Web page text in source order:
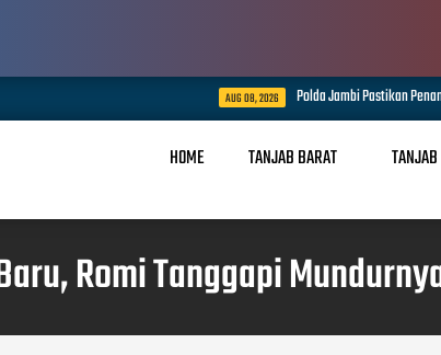
Polda Jambi Pastikan Penanganan Karhutla Sungai
HOME TANJAB BARAT
Romi Tanggapi